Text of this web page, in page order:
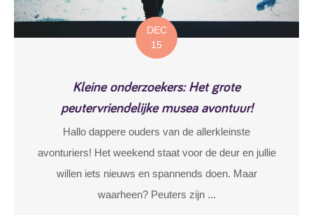
DEC
15
Kleine onderzoekers: Het grote
peutervriendelijke musea avontuur!
Hallo dappere ouders van de allerkleinste
avonturiers! Het weekend staat voor de deur en jullie
willen iets nieuws en spannends doen. Maar
waarheen? Peuters zijn ...